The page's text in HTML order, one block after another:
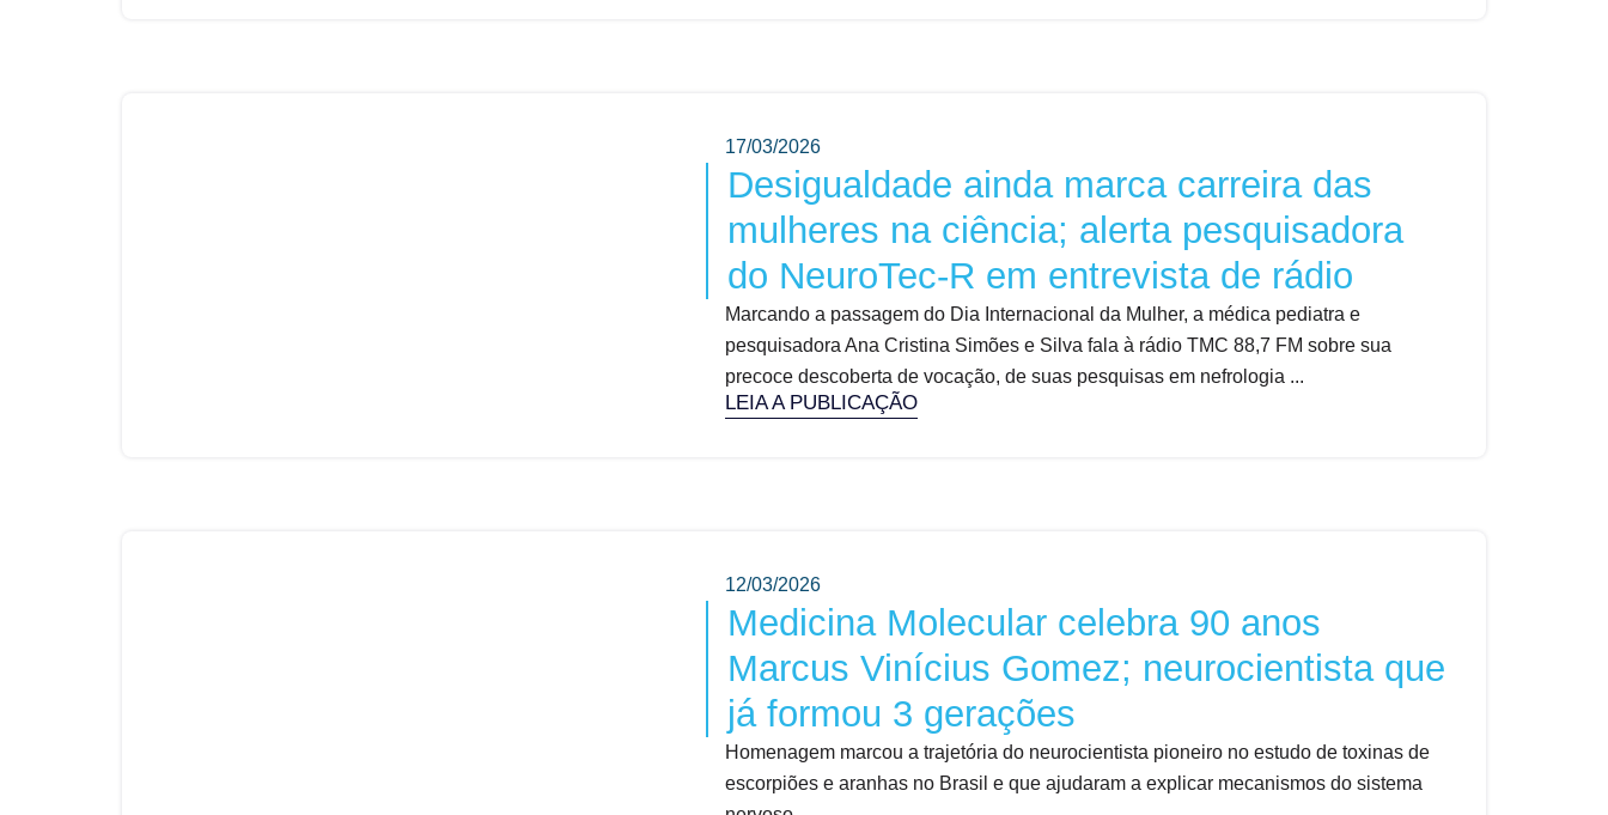
17/03/2026
Desigualdade ainda marca carreira das
mulheres na ciência; alerta pesquisadora
do NeuroTec-R em entrevista de rádio
Marcando a passagem do Dia Internacional da Mulher, a médica pediatra e
pesquisadora Ana Cristina Simões e Silva fala à rádio TMC 88,7 FM sobre sua
precoce descoberta de vocação, de suas pesquisas em nefrologia ...
LEIA A PUBLICAÇÃO
12/03/2026
Medicina Molecular celebra 90 anos
Marcus Vinícius Gomez; neurocientista que
já formou 3 gerações
Homenagem marcou a trajetória do neurocientista pioneiro no estudo de toxinas de
escorpiões e aranhas no Brasil e que ajudaram a explicar mecanismos do sistema